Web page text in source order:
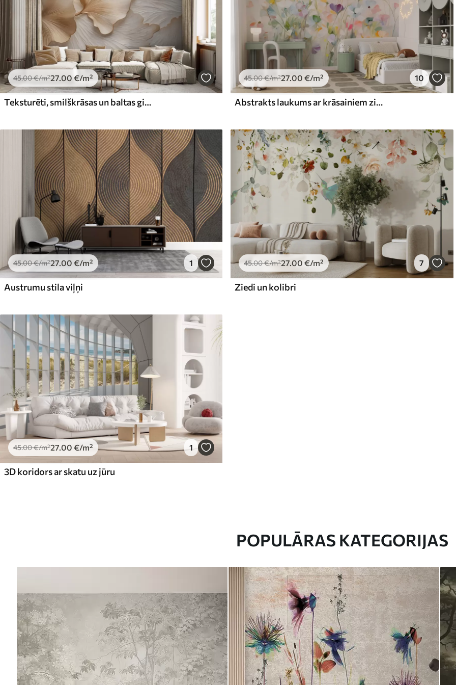
45.00€/m²27.00 €/m²
Teksturēti, smilškrāsas un baltas ginkgo lapu ziedlapiņas ar delikātu organisko apdruku
45.00€/m²27.00 €/m² 10
Abstrakts laukums ar krāsainiem ziediem ar garām kātiņām un zaļām lapām, teksturēts, pasteļtoņos, gaišās krāsās
45.00€/m²27 .00 €/m² 1
Austrumu stila viļņi
45.00€/m²27 .00 €/m² 7
Ziedi un kolibri
45.00€/m²27.00 €/m² 1
3D koridors ar skatu uz jūru
POPULĀRAS KATEGORIJAS